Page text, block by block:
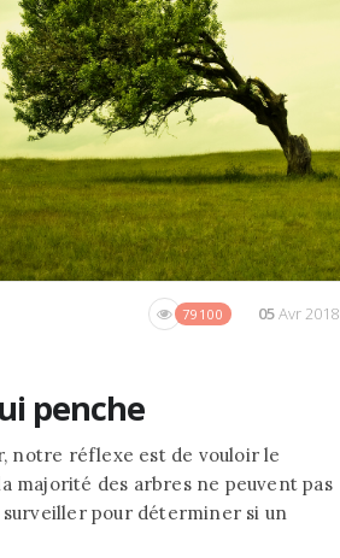
79100 05Avr 2018
penche
notre réflexe est de vouloir le
majorité des arbres ne peuvent pas
pour déterminer si un